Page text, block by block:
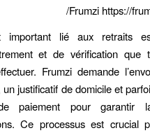
important lié aux retraits
et de vérification que
Frumzi demande
un justificatif de domicile et
paiement pour garantir
Ce processus est crucial